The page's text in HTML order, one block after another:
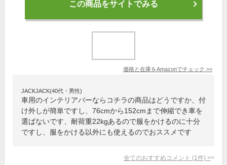
この商品をサイトでみる
価格と在庫をAmazonでチェック >>
JACKJACK(40代・男性)
車用のインテリアバーならコチラの商品はどうですか、付
け外しが簡単ですし、76cmから152cmまで伸縮でき車を
選ばないです、耐荷重22kgあるので服をかけるのに十分
ですし、服をかける以外にも使えるのでおススメです
全てのおすすめコメント (1 件) >